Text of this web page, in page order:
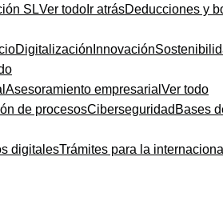
SLVer todo Ir atrásDeducciones y
Digitalización Innovación
Asesoramiento empresarial Ver todo
de procesosCiberseguridad Bases
digitalesTrámites para la